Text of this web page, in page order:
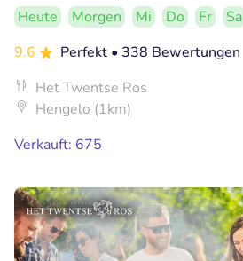
Heute Morgen Mi Do Fr
Sa
9.6
Perfekt • 338 Bewertungen
Het Twentse Ros
Hengelo (1km)
Verkauft: 675